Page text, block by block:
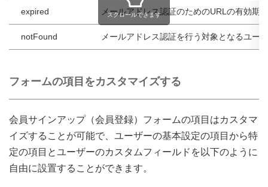
expired メールアドレス認証のためのURLの有効期
notFound メールアドレス認証を行う対象となるユー
スクロールできます
フォームの項目をカスタマイズする
会員サインアップ（会員登録）フォームの項目はカスタマ
イズすることが可能で、ユーザーの基本設定の項目から特
定の項目とユーザーのカスタムフィールドを以下のように
自由に設置することができます。